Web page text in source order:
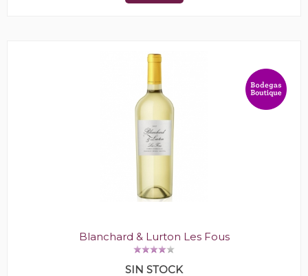
Blanchard & Lurton Les Fous
SIN STOCK